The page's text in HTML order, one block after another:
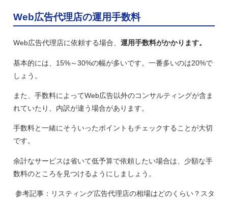
Web広告代理店の運用手数料
Web広告代理店に依頼する場合、運用手数料がかかります。
基本的には、15%～30%の幅が多いです。一番多いのは20%で
しょう。
また、手数料によってWeb広告以外のコンサルティングが含ま
れていたり、内訳が違う場合があります。
手数料と一緒にそういったポイントもチェックすることが大切
です。
余計なサービスは省いて低予算で依頼したい場合は、少額な手
数料のところを見つけるようにしましょう。
参考記事：リスティング広告代理店の相場はどのくらい？スタ